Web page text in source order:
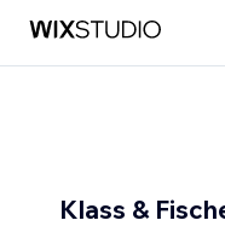
Klass &